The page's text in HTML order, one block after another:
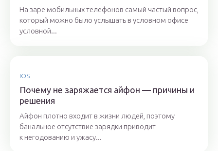
На заре мобильных телефонов самый частый вопрос,
который можно было услышать в условном офисе
условной...
IOS
Почему не заряжается айфон — причины и
решения
Айфон плотно входит в жизни людей, поэтому
банальное отсутствие зарядки приводит
к негодованию и ужасу...